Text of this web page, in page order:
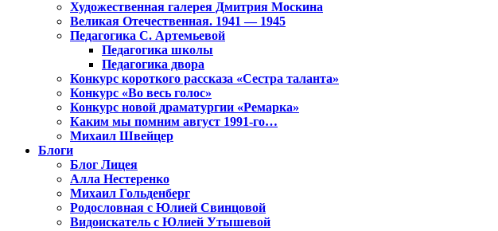
Художественная галерея Дмитрия Москина
Великая Отечественная. 1941 — 1945
Педагогика С. Артемьевой
Педагогика школы
Педагогика двора
Конкурс короткого рассказа «Сестра таланта»
Конкурс «Во весь голос»
Конкурс новой драматургии «Ремарка»
Каким мы помним август 1991-го…
Михаил Швейцер
Блоги
Блог Лицея
Алла Нестеренко
Михаил Гольденберг
Родословная с Юлией Свинцовой
Видоискатель с Юлией Утышевой